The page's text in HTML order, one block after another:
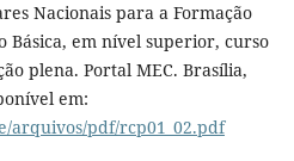
Nacionais para a Formação
Básica, em nível superior, curso
plena. Portal MEC. Brasília,
em:
arquivos/pdf/rcp01_02.pdf